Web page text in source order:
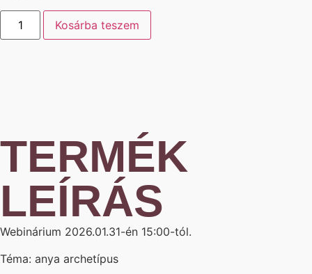
Kosárba teszem
TERMÉK
LEÍRÁS
Webinárium 2026.01.31-én 15:00-tól.
Téma: anya archetípus